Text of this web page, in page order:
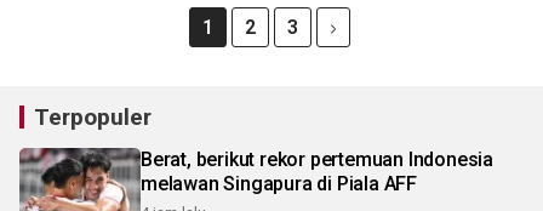
1 2 3
Terpopuler
Berat, berikut rekor pertemuan Indonesia
melawan Singapura di Piala AFF